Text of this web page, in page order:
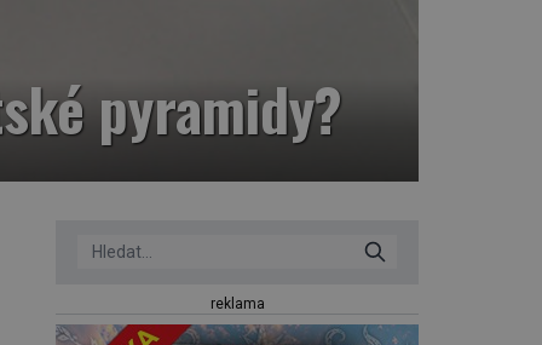
pyramidy?
reklama